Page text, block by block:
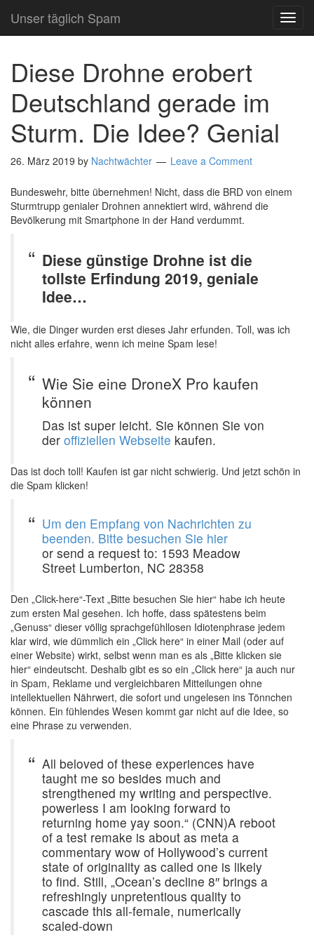
Unser täglich Spam
Diese Drohne erobert
Deutschland gerade im
Sturm. Die Idee? Genial
26. März 2019 by Nachtwächter Leave a Comment
Bundeswehr, bitte übernehmen! Nicht, dass die BRD von einem
Sturmtrupp genialer Drohnen annektiert wird, während die
Bevölkerung mit Smartphone in der Hand verdummt.
Diese günstige Drohne ist die
tollste Erfindung 2019, geniale
Idee…
Wie, die Dinger wurden erst dieses Jahr erfunden. Toll, was ich
nicht alles erfahre, wenn ich meine Spam lese!
Wie Sie eine DroneX Pro kaufen
können
Das ist super leicht. Sie können Sie von
der offiziellen Webseite kaufen.
Das ist doch toll! Kaufen ist gar nicht schwierig. Und jetzt schön in
die Spam klicken!
Um den Empfang von Nachrichten zu
beenden. Bitte besuchen Sie hier
or send a request to: 1593 Meadow
Street Lumberton, NC 28358
Den „Click-here“-Text „Bitte besuchen Sie hier“ habe ich heute
zum ersten Mal gesehen. Ich hoffe, dass spätestens beim
„Genuss“ dieser völlig sprachgefühllosen Idiotenphrase jedem
klar wird, wie dümmlich ein „Click here“ in einer Mail (oder auf
einer Website) wirkt, selbst wenn man es als „Bitte klicken sie
hier“ eindeutscht. Deshalb gibt es so ein „Click here“ ja auch nur
in Spam, Reklame und vergleichbaren Mitteilungen ohne
intellektuellen Nährwert, die sofort und ungelesen ins Tönnchen
können. Ein fühlendes Wesen kommt gar nicht auf die Idee, so
eine Phrase zu verwenden.
All beloved of these experiences have
taught me so besides much and
strengthened my writing and perspective.
powerless I am looking forward to
returning home yay soon.“ (CNN)A reboot
of a test remake is about as meta a
commentary wow of Hollywood’s current
state of originality as called one is likely
to find. Still, „Ocean’s decline 8″ brings a
refreshingly unpretentious quality to
cascade this all-female, numerically
scaled-down